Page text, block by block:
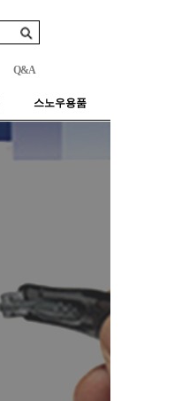
Q&A
스노우용품